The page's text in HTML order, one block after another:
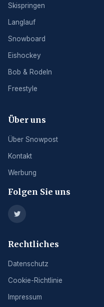
Skispringen
Langlauf
Snowboard
Eishockey
Bob & Rodeln
Freestyle
Über uns
Über Snowpost
Kontakt
Werbung
Folgen Sie uns
Rechtliches
Datenschutz
Cookie-Richtlinie
Impressum